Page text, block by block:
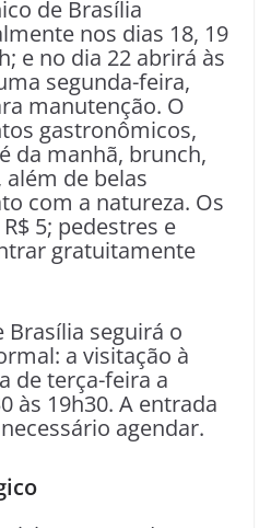
de Brasília
nos dias 18, 19
e no dia 22 abrirá às
segunda-feira,
manutenção. O
gastronômicos,
da manhã, brunch,
de belas
com a natureza. Os
5; pedestres e
gratuitamente
seguirá o
a visitação à
de terça-feira a
às 19h30. A entrada
agendar.